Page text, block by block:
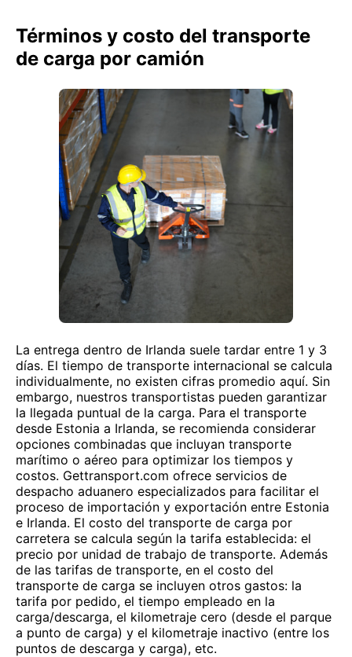
Términos y costo del transporte
de carga por camión
La entrega dentro de Irlanda suele tardar entre 1 y 3
días. El tiempo de transporte internacional se calcula
individualmente, no existen cifras promedio aquí. Sin
embargo, nuestros transportistas pueden garantizar
la llegada puntual de la carga. Para el transporte
desde Estonia a Irlanda, se recomienda considerar
opciones combinadas que incluyan transporte
marítimo o aéreo para optimizar los tiempos y
costos. Gettransport.com ofrece servicios de
despacho aduanero especializados para facilitar el
proceso de importación y exportación entre Estonia
e Irlanda. El costo del transporte de carga por
carretera se calcula según la tarifa establecida: el
precio por unidad de trabajo de transporte. Además
de las tarifas de transporte, en el costo del
transporte de carga se incluyen otros gastos: la
tarifa por pedido, el tiempo empleado en la
carga/descarga, el kilometraje cero (desde el parque
a punto de carga) y el kilometraje inactivo (entre los
puntos de descarga y carga), etc.